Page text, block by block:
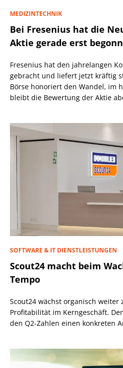
MEDIZINTECHNIK
Bei Fresenius hat die
Aktie gerade erst
Fresenius hat den jahrelangen
gebracht und liefert jetzt kräftig
Börse honoriert den Wandel, im
bleibt die Bewertung der Aktie
SOFTWARE & IT DIENSTLEISTUNGEN
Scout24 macht beim
Tempo
Scout24 wächst organisch
Profitabilität im Kerngeschäft.
den Q2-Zahlen einen konkreten